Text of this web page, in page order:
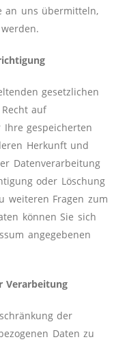
an uns übermitteln,
gesetzlichen
auf
gespeicherten
Herkunft und
Datenverarbeitung
oder Löschung
weiteren Fragen zum
können Sie sich
angegebenen
Verarbeitung
der
Daten zu